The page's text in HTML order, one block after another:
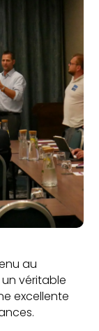
au
véritable
excellente